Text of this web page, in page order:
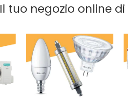
Il tuo negozio online di